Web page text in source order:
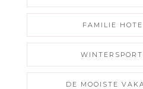
FAMILIE
DE MOOISTE